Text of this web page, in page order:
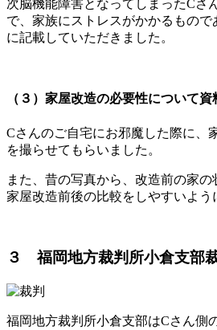
次脳機能障害となってしまったCさ
で、家族にストレスがかかるもの
に記載していただきました。
（３）家屋改造の必要性について資
Cさんのご自宅にお邪魔した際に、
を撮らせてもらいました。
また、昔の写真から、改造前の家の
家屋改造前後の比較をしやすいよう
３ 福岡地方裁判所小倉支部
福岡地方裁判所小倉支部はCさん側